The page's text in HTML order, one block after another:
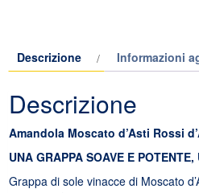
Descrizione Informazioni
Descrizione
Amandola Moscato d’Asti Rossi
UNA GRAPPA SOAVE E
Grappa di sole vinacce di Moscato